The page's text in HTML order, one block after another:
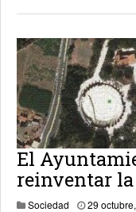
El
reinventar
Sociedad 29